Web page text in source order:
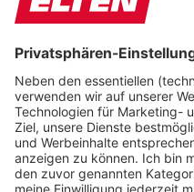
ANIMATIONEN STOPPEN
Einstellungen zurücksetzen